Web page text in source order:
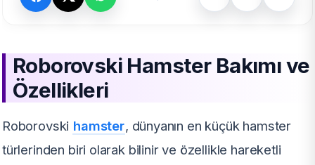
Roborovski Hamster Bakımı ve
Özellikleri
Roborovski hamster, dünyanın en küçük hamster
türlerinden biri olarak bilinir ve özellikle hareketli